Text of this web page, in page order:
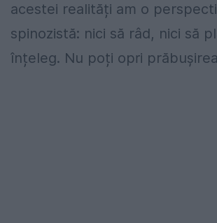
acestei realități am o
spinozistă: nici să râd, nici să
înțeleg. Nu poți opri